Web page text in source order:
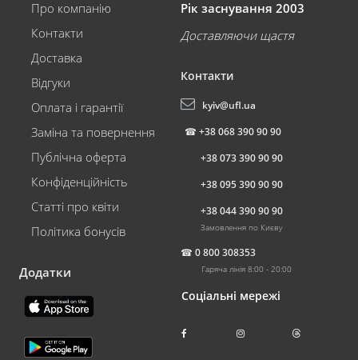
Про компанію
Контакти
Доставка
Відгуки
Оплата і гарантії
Заміна та повернення
Публічна оферта
Конфіденційність
Статті про квіти
Політика бонусів
Додатки
Рік заснування 2003
Доставляючи щастя
Контакти
kyiv@ufl.ua
☎ +38 068 390 90 90
+38 073 390 90 90
+38 095 390 90 90
+38 044 390 90 90
Замовлення по Києву
☎ 0 800 308353
Гаряча лінія 8:00 - 20:00
Соціальні мережі